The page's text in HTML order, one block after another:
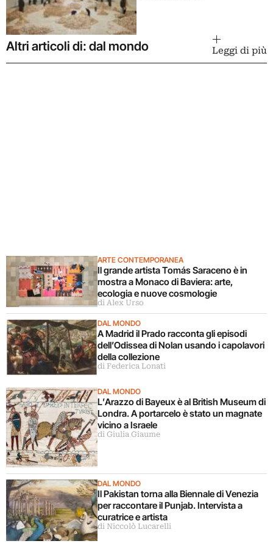
Altri articoli di: dal mondo Leggi di più
ARTE CONTEMPORANEA
Il grande artista Tomás Saraceno è in
mostra a Monaco di Baviera: arte,
ecologia e nuove cosmologie
di Alex Urso
DAL MONDO
A Madrid il Prado racconta gli episodi
dell’Odissea di Nolan usando i capolavori
della collezione
di Federica Lonati
DAL MONDO
L’Arazzo di Bayeux è al British Museum di
Londra. A portarcelo è stato un magnate
vicino a Israele
di Giulia Giaume
DAL MONDO
Il Pakistan torna alla Biennale di Venezia
per raccontare il Punjab. Intervista a
curatrice e artista
di Niccolò Lucarelli